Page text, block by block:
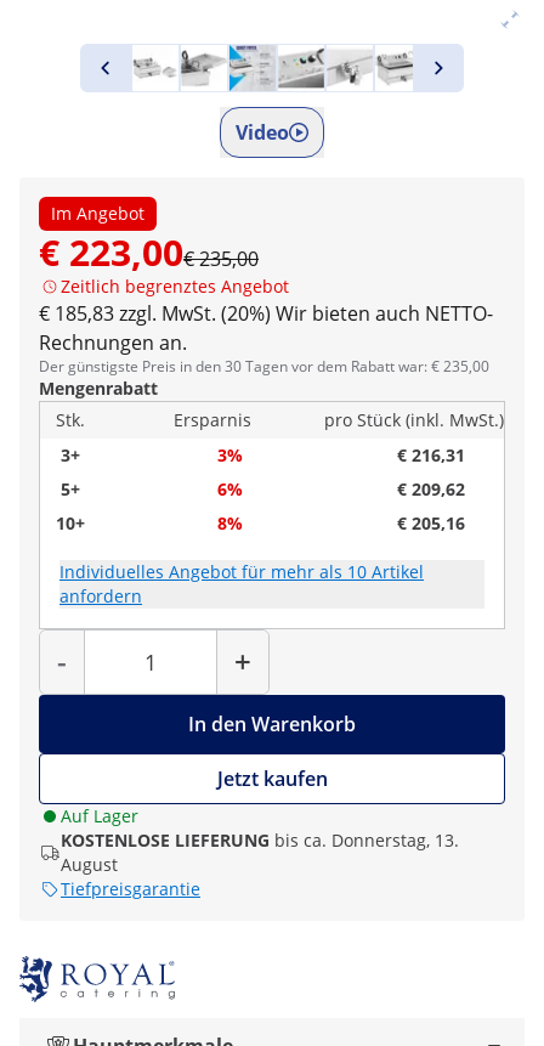
Video
Im Angebot
€ 223,00€ 235,00
Zeitlich begrenztes Angebot
€ 185,83 zzgl. MwSt. (20%) Wir bieten auch NETTO-
Rechnungen an.
Der günstigste Preis in den 30 Tagen vor dem Rabatt war: € 235,00
Mengenrabatt
Stk.
Ersparnis
pro Stück (inkl. MwSt.)
3+
3%
€ 216,31
5+
6%
€ 209,62
10+
8% € 205,16
Individuelles Angebot für mehr als 10 Artikel
anfordern
-
Menge
+
In den Warenkorb
Jetzt kaufen
Auf Lager
KOSTENLOSE LIEFERUNG bis ca. Donnerstag, 13.
August
Tiefpreisgarantie